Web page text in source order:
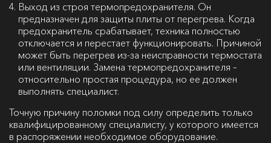
Выход из строя термопредохранителя. Он
предназначен для защиты плиты от перегрева. Когда
предохранитель срабатывает, техника полностью
отключается и перестает функционировать. Причиной
может быть перегрев из-за неисправности термостата
или вентиляции. Замена термопредохранителя –
относительно простая процедура, но ее должен
выполнять специалист.
Точную причину поломки под силу определить только
квалифицированному специалисту, у которого имеется
в распоряжении необходимое оборудование.